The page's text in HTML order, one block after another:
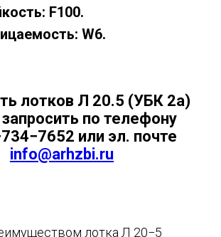
F100.
W6.
лотков Л 20.5 (УБК 2а)
по телефону
или эл. почте
info@arhzbi.ru
лотка Л 20−5